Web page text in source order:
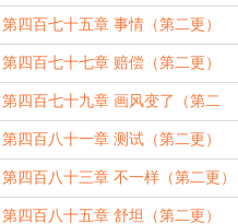
第四百七十五章 事情（第二更）
第四百七十七章 赔偿（第二更）
第四百七十九章 画风变了（第二
更）
第四百八十一章 测试（第二更）
第四百八十三章 不一样（第二更）
第四百八十五章 舒坦（第二更）